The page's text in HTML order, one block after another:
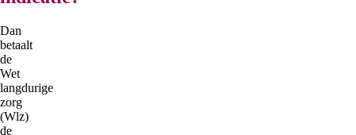
Dan
betaalt
de
Wet
langdurige
zorg
(Wlz)
de